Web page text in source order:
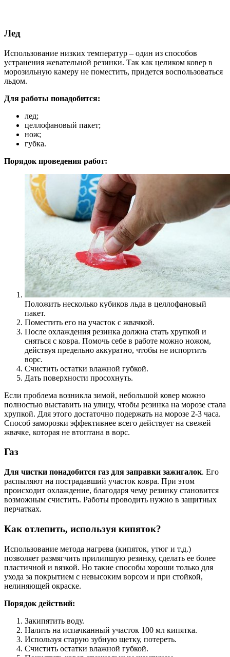
Лед
Использование низких температур – один из способов
устранения жевательной резинки. Так как целиком ковер в
морозильную камеру не поместить, придется воспользоваться
льдом.
Для работы понадобится:
лед;
целлофановый пакет;
нож;
губка.
Порядок проведения работ:
Положить несколько кубиков льда в целлофановый
пакет.
Поместить его на участок с жвачкой.
После охлаждения резинка должна стать хрупкой и
сняться с ковра. Помочь себе в работе можно ножом,
действуя предельно аккуратно, чтобы не испортить
ворс.
Счистить остатки влажной губкой.
Дать поверхности просохнуть.
Если проблема возникла зимой, небольшой ковер можно
полностью выставить на улицу, чтобы резинка на морозе стала
хрупкой. Для этого достаточно подержать на морозе 2-3 часа.
Способ заморозки эффективнее всего действует на свежей
жвачке, которая не втоптана в ворс.
Газ
Для чистки понадобится газ для заправки зажигалок. Его
распыляют на пострадавший участок ковра. При этом
происходит охлаждение, благодаря чему резинку становится
возможным счистить. Работы проводить нужно в защитных
перчатках.
Как отлепить, используя кипяток?
Использование метода нагрева (кипяток, утюг и т.д.)
позволяет размягчить прилипшую резинку, сделать ее более
пластичной и вязкой. Но такие способы хороши только для
ухода за покрытием с невысоким ворсом и при стойкой,
нелиняющей окраске.
Порядок действий:
Закипятить воду.
Налить на испачканный участок 100 мл кипятка.
Используя старую зубную щетку, потереть.
Счистить остатки влажной губкой.